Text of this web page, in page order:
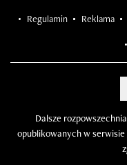
Regulamin Reklama
Dalsze
opublikowanych w